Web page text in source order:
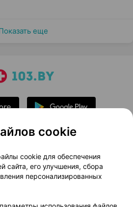
еще
Новости проекта
Медицинский маркетинг
договор
Доставка
cookie
cookie для обеспечения
сайта, его улучшения, сбора
персонализированных